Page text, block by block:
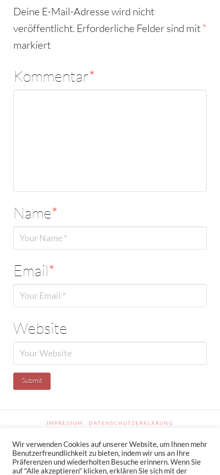
Deine E-Mail-Adresse wird nicht
veröffentlicht. Erforderliche Felder sind mit*
markiert
Kommentar*
Name*
Email*
Website
IMPRESSUM
DATENSCHUTZERKLÄRUNG
Stressfrei Und Gesund Genießen Mit Petra Hola-Schneider! Low Carb,
Gesund Leben, Abnehmen, Zuckerfrei Backen, Reisen & Ausgehen Uvm.
!
Wir verwenden Cookies auf unserer Website, um Ihnen mehr
Benutzerfreundlichkeit zu bieten, indem wir uns an Ihre
Präferenzen und wiederholten Besuche erinnern. Wenn Sie
auf "Alle akzeptieren" klicken, erklären Sie sich mit der